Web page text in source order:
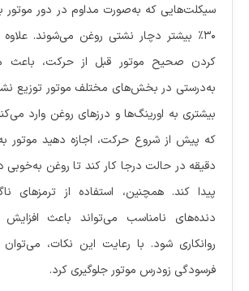
سیکلت‌هایی که به‌صورت مداوم در دور موتور
۳۰٪ بیشتر دچار نشتی روغن می‌شوند.
کردن صحیح موتور قبل از حرکت، باعث
به‌درستی در بخش‌های مختلف موتور توزیع
بیشتری به اورینگ‌ها و درزهای روغن وارد
که پیش از شروع حرکت، اجازه دهید موتور
دقیقه در حالت درجا کار کند تا روغن به‌خوبی
پیدا کند. همچنین، استفاده از ترمزهای
دنده‌های نامناسب می‌تواند باعث
روانکاری شود. با رعایت این نکات،
فرسودگی زودرس موتور جلوگیری کرد.